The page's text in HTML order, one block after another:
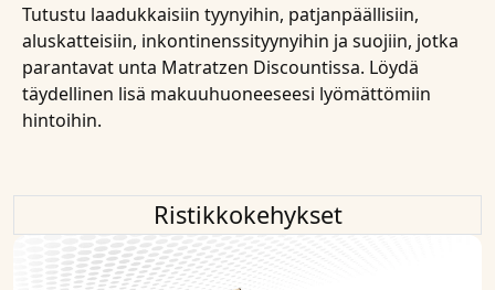
Tutustu laadukkaisiin tyynyihin, patjanpäällisiin,
aluskatteisiin, inkontinenssityynyihin ja suojiin, jotka
parantavat unta Matratzen Discountissa. Löydä
täydellinen lisä makuuhuoneeseesi lyömättömiin
hintoihin.
Ristikkokehykset